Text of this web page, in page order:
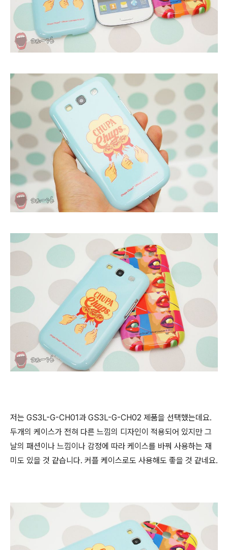
저는 GS3L-G-CH01과 GS3L-G-CH02 제품을 선택했는데요.
두개의 케이스가 전혀 다른 느낌의 디자인이 적용되어 있지만 그
날의 패션이나 느낌이나 감정에 따라 케이스를 바꿔 사용하는 재
미도 있을 것 같습니다. 커플 케이스로도 사용해도 좋을 것 같네요.